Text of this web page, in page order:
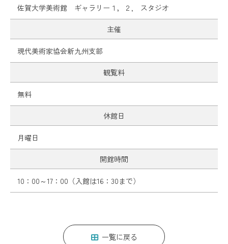
プレスリリース 各種ダウンロード プライバシーポリシー
佐賀大学美術館 ギャラリー１，２, スタジオ
主催
現代美術家協会新九州支部
観覧料
無料
休館日
月曜日
開館時間
10：00～17：00（入館は16：30まで）
一覧に戻る